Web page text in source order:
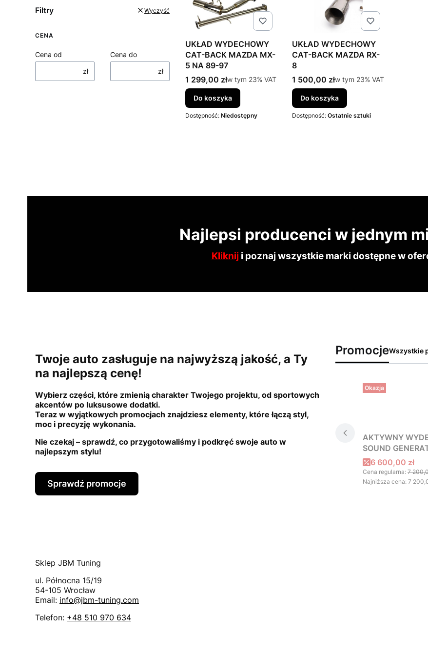
Filtry Wyczyść
CENA
Cena od
zł
Cena do
zł
UKŁAD WYDECHOWY
CAT-BACK MAZDA MX-
5 NA 89-97
Cena brutto
1 299,00 złw tym %s VAT
w tym 23% VAT
Do koszyka
Dostępność: Niedostępny
UKŁAD WYDECHOWY
CAT-BACK MAZDA RX-
8
Cena brutto
1 500,00 złw tym %s VAT
w tym 23% VAT
Do koszyka
Dostępność: Ostatnie sztuki
Najlepsi producenci w jednym
Kliknij i poznaj wszystkie marki dostępne w
Twoje auto zasługuje na najwyższą jakość, a Ty
na najlepszą cenę!
Wybierz części, które zmienią charakter Twojego projektu, od sportowych
akcentów po luksusowe dodatki.
Teraz w wyjątkowych promocjach znajdziesz elementy, które łączą styl,
moc i precyzję wykonania.
Nie czekaj – sprawdź, co przygotowaliśmy i podkręć swoje auto w
najlepszym stylu!
Sprawdź promocje
PromocjeWszystkie
Okazja
AKTYWNY
SOUND
Cena
6 600,00 zł
Cena regularna: 7
Najniższa cena: 7
Sklep JBM Tuning
ul. Północna 15/19
54-105 Wrocław
Email: info@jbm-tuning.com
Telefon: +48 510 970 634